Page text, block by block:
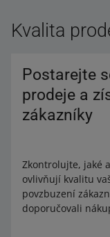
Kvalita
Postarejte
prodeje a
zákazníky
Zkontrolujte, jaké
ovlivňují kvalitu
povzbuzení
doporučovali